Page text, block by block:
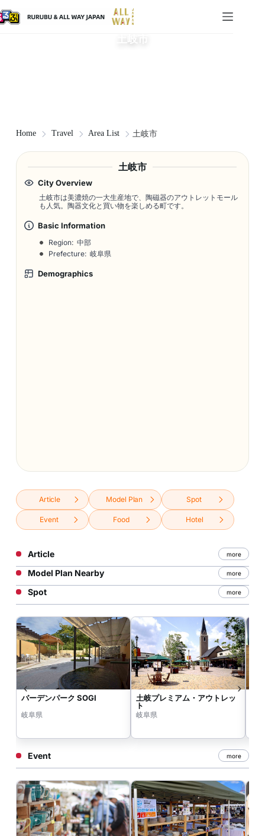
土岐市
Home Travel Area List 土岐市
土岐市
City Overview
土岐市は美濃焼の一大生産地で、陶磁器のアウトレットモール
も人気。陶器文化と買い物を楽しめる町です。
Basic Information
Region: 中部
Prefecture: 岐阜県
Demographics
Article Model Plan Spot
Event Food Hotel
Article more
Model Plan Nearby more
Spot more
バーデンパーク SOGI
岐阜県
土岐プレミアム・アウトレッ
ト
岐阜県
Event more